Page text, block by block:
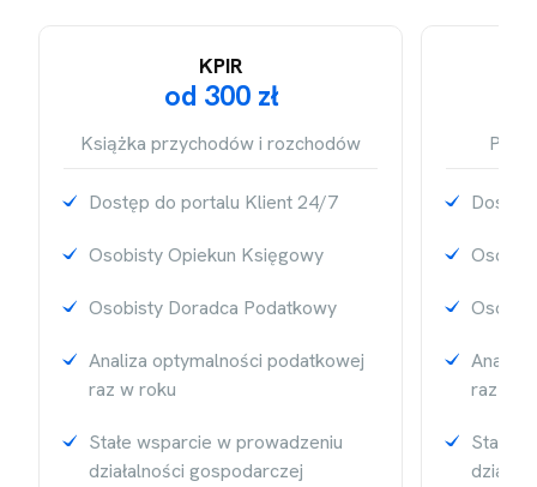
KPIR
od 300 zł
Książka przychodów i rozchodów
Dostęp do portalu Klient 24/7
Osobisty Opiekun Księgowy
Osobisty Doradca Podatkowy
Analiza optymalności podatkowej
raz w roku
Stałe wsparcie w prowadzeniu
działalności gospodarczej
raz w
Stałe